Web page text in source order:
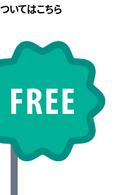
いてはこちら